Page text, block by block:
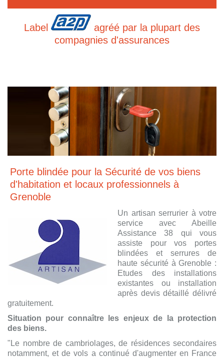
Label
agréé par la plupart des
compagnies d'assurances
Porte blindée pour la Sécurité de vos biens
d'habitation et locaux professionnels à
Grenoble
Un artisan serrurier à votre
service avec Abeille
Assistance 38 qui vous
assiste pour vos portes
blindées et serrures de
haute sécurité à Grenoble :
Etudes des installations
existantes ou installation
après devis détaillé délivré
gratuitement.
Situation pour connaître les enjeux de la protection
des biens.
"Le nombre de cambriolages, de résidences secondaires
notamment, et de vols a continué d'augmenter en France